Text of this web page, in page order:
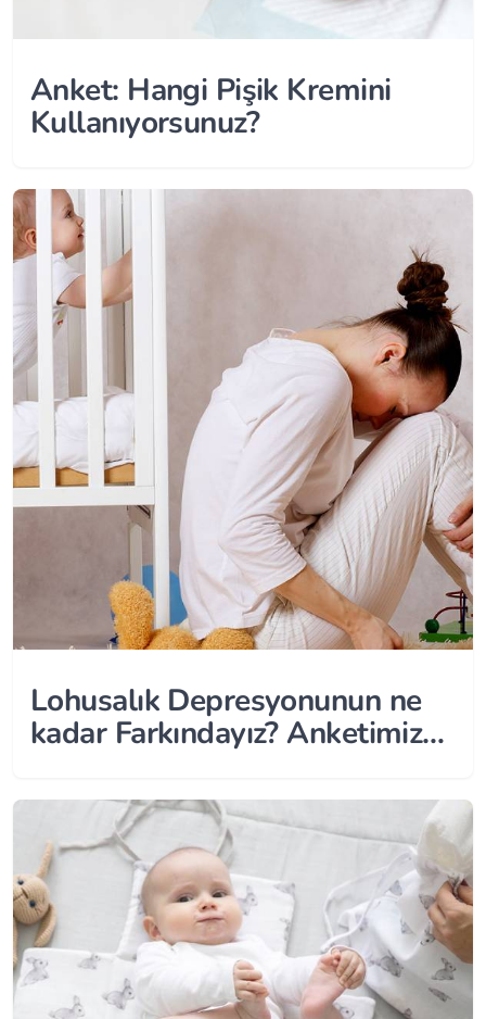
Anket: Hangi Pişik Kremini
Kullanıyorsunuz?
Lohusalık Depresyonunun ne
kadar Farkındayız? Anketimize